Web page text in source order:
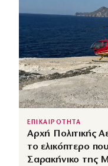
ΕΠΙΚΑΙΡΟΤΗΤΑ
Αρχή Πολιτικής
το ελικόπτερο
Σαρακήνικο της